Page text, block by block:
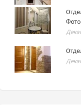
Фото